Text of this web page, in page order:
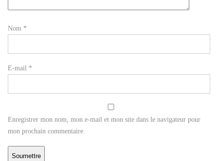
Nom *
E-mail *
Enregistrer mon nom, mon e-mail et mon site dans le navigateur pour
mon prochain commentaire.